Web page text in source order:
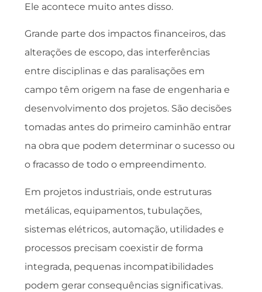
Ele acontece muito antes disso.
Grande parte dos impactos financeiros, das
alterações de escopo, das interferências
entre disciplinas e das paralisações em
campo têm origem na fase de engenharia e
desenvolvimento dos projetos. São decisões
tomadas antes do primeiro caminhão entrar
na obra que podem determinar o sucesso ou
o fracasso de todo o empreendimento.
Em projetos industriais, onde estruturas
metálicas, equipamentos, tubulações,
sistemas elétricos, automação, utilidades e
processos precisam coexistir de forma
integrada, pequenas incompatibilidades
podem gerar consequências significativas.